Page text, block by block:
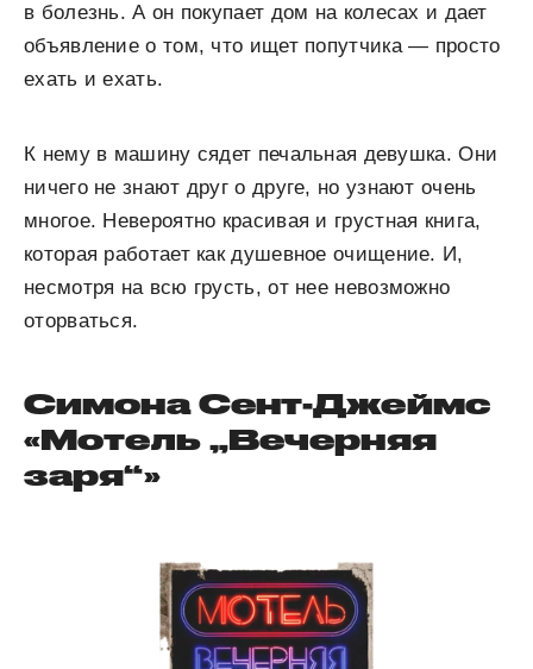
в болезнь. А он покупает дом на колесах и дает
объявление о том, что ищет попутчика — просто
ехать и ехать.
К нему в машину сядет печальная девушка. Они
ничего не знают друг о друге, но узнают очень
многое. Невероятно красивая и грустная книга,
которая работает как душевное очищение. И,
несмотря на всю грусть, от нее невозможно
оторваться.
Симона Сент-Джеймс
«Мотель „Вечерняя
заря“»